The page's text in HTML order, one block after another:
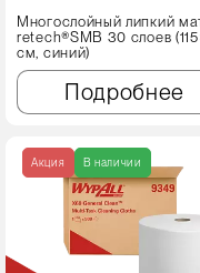
Многослойный липкий
retech®SMB 30 слоев
см, синий)
Подробнее
Акция В наличии